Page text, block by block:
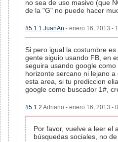
no sea de uso masivo (que
de la "G" no puede hacer
#5.1.1 JuanAn - enero 16, 2013 -
Si pero igual la costumbre
gente siguio usando FB, en
seguira usando google
horizonte sercano ni lejano
esta area, si tu prediccion
google como buscador 1#,
#5.1.2 Adriano - enero 16, 2013 -
Por favor, vuelve a leer el
búsquedas sociales, no